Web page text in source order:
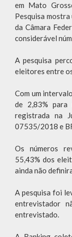
em Mato
Pesquisa mostra
da Câmara
considerável
A pesquisa
eleitores entre
Com um
de 2,83% para
registrada na
07535/2018 e
Os números
55,43% dos
ainda não
A pesquisa foi
entrevistador
entrevistado.